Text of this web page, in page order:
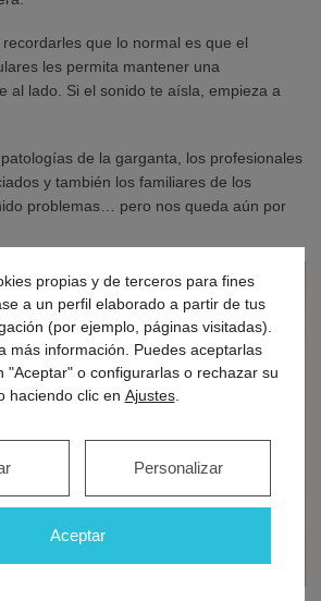
que lo normal es que el
les permita mantener una
al lado. Si el sonido te aísla, empieza a
de la garganta, los profesionales
y también los familiares de los
problemas… pero nos queda aún por
propias y de terceros para fines
a un perfil elaborado a partir de tus
(por ejemplo, páginas visitadas).
más información. Puedes aceptarlas
"Aceptar" o configurarlas o rechazar su
haciendo clic en Ajustes.
Aceptar
Personalizar